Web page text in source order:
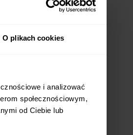
O plikach cookies
i analizować
społecznościowym,
od Ciebie lub
może być używany
dla maluszka, a